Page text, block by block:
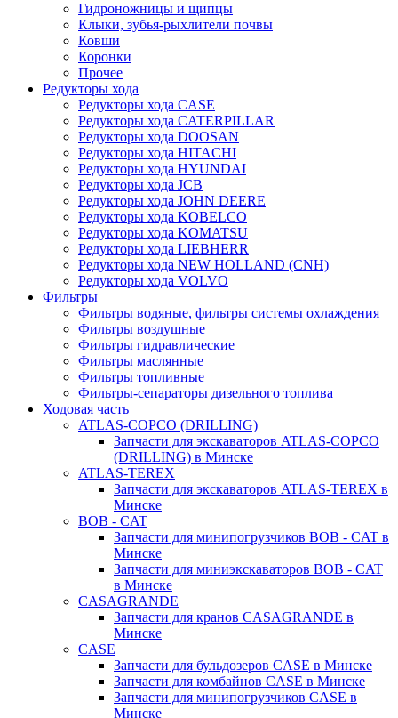
Гидроножницы и щипцы
Клыки, зубья-рыхлители почвы
Ковши
Коронки
Прочее
Редукторы хода
Редукторы хода CASE
Редукторы хода CATERPILLAR
Редукторы хода DOOSAN
Редукторы хода HITACHI
Редукторы хода HYUNDAI
Редукторы хода JCB
Редукторы хода JOHN DEERE
Редукторы хода KOBELCO
Редукторы хода KOMATSU
Редукторы хода LIEBHERR
Редукторы хода NEW HOLLAND (CNH)
Редукторы хода VOLVO
Фильтры
Фильтры водяные, фильтры системы охлаждения
Фильтры воздушные
Фильтры гидравлические
Фильтры маслянные
Фильтры топливные
Фильтры-сепараторы дизельного топлива
Ходовая часть
ATLAS-COPCO (DRILLING)
Запчасти для экскаваторов ATLAS-COPCO
(DRILLING) в Минске
ATLAS-TEREX
Запчасти для экскаваторов ATLAS-TEREX в
Минске
BOB - CAT
Запчасти для минипогрузчиков BOB - CAT в
Минске
Запчасти для миниэкскаваторов BOB - CAT
в Минске
CASAGRANDE
Запчасти для кранов CASAGRANDE в
Минске
CASE
Запчасти для бульдозеров CASE в Минске
Запчасти для комбайнов CASE в Минске
Запчасти для минипогрузчиков CASE в
Минске